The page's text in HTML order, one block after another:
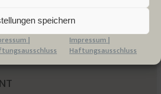
speichern
|
Impressum |
Haftungsausschluss
(1)